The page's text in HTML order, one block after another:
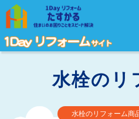
水栓のリ
水栓のリフォーム商